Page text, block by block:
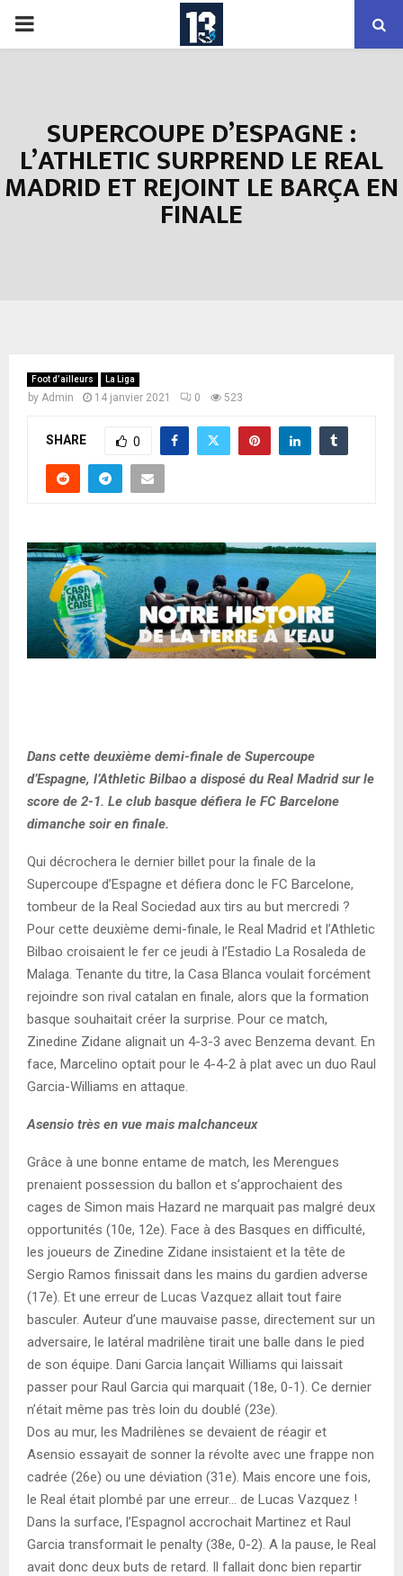
PRIMARY
SUPERCOUPE D’ESPAGNE :
L’ATHLETIC SURPREND LE REAL
MADRID ET REJOINT LE BARÇA EN
FINALE
Foot d’ailleurs La Liga
by Admin 14 janvier 2021 0 523
SHARE 0
Dans cette deuxième demi-finale de Supercoupe
d’Espagne, l’Athletic Bilbao a disposé du Real Madrid sur le
score de 2-1. Le club basque défiera le FC Barcelone
dimanche soir en finale.
Qui décrochera le dernier billet pour la finale de la
Supercoupe d’Espagne et défiera donc le FC Barcelone,
tombeur de la Real Sociedad aux tirs au but mercredi ?
Pour cette deuxième demi-finale, le Real Madrid et l’Athletic
Bilbao croisaient le fer ce jeudi à l’Estadio La Rosaleda de
Malaga. Tenante du titre, la Casa Blanca voulait forcément
rejoindre son rival catalan en finale, alors que la formation
basque souhaitait créer la surprise. Pour ce match,
Zinedine Zidane alignait un 4-3-3 avec Benzema devant. En
face, Marcelino optait pour le 4-4-2 à plat avec un duo Raul
Garcia-Williams en attaque.
Asensio très en vue mais malchanceux
Grâce à une bonne entame de match, les Merengues
prenaient possession du ballon et s’approchaient des
cages de Simon mais Hazard ne marquait pas malgré deux
opportunités (10e, 12e). Face à des Basques en difficulté,
les joueurs de Zinedine Zidane insistaient et la tête de
Sergio Ramos finissait dans les mains du gardien adverse
(17e). Et une erreur de Lucas Vazquez allait tout faire
basculer. Auteur d’une mauvaise passe, directement sur un
adversaire, le latéral madrilène tirait une balle dans le pied
de son équipe. Dani Garcia lançait Williams qui laissait
passer pour Raul Garcia qui marquait (18e, 0-1). Ce dernier
n’était même pas très loin du doublé (23e).
Dos au mur, les Madrilènes se devaient de réagir et
Asensio essayait de sonner la révolte avec une frappe non
cadrée (26e) ou une déviation (31e). Mais encore une fois,
le Real était plombé par une erreur… de Lucas Vazquez !
Dans la surface, l’Espagnol accrochait Martinez et Raul
Garcia transformait le penalty (38e, 0-2). A la pause, le Real
avait donc deux buts de retard. Il fallait donc bien repartir